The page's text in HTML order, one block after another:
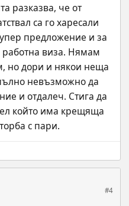
разказва, че от
са го харесали
предложение и за
виза. Нямам
но дори и някои неща
невъзможно да
и отдалеч. Стига да
който има крещяща
с пари.
#4